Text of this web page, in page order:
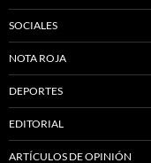
SOCIALES
NOTA ROJA
DEPORTES
EDITORIAL
ARTÍCULOS DE OPINIÓN